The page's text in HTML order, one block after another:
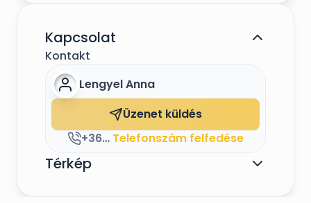
Kapcsolat
Kontakt
Lengyel Anna
Üzenet küldés
+36203679913 Telefonszám felfedése
Térkép